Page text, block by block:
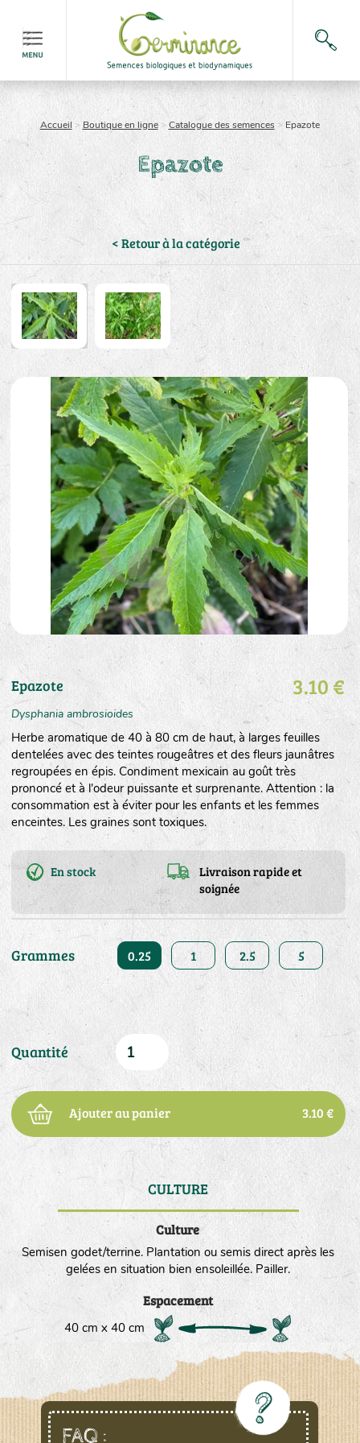
Accueil > Boutique en ligne>Catalogue des semences > Epazote
Epazote
< Retour à la catégorie
Epazote
Dysphania ambrosioides
3.10 €
Herbe aromatique de 40 à 80 cm de haut, à larges feuilles
dentelées avec des teintes rougeâtres et des fleurs jaunâtres
regroupées en épis. Condiment mexicain au goût très
prononcé et à l'odeur puissante et surprenante. Attention : la
consommation est à éviter pour les enfants et les femmes
enceintes. Les graines sont toxiques.
En stock
Livraison rapide et
soignée
Grammes 0.25 1 2.5 5
Quantité
Ajouter au panier 3.10 €
CULTURE
Culture
Semisen godet/terrine. Plantation ou semis direct après les
gelées en situation bien ensoleillée. Pailler.
Espacement
40 cm x 40 cm
FAQ :